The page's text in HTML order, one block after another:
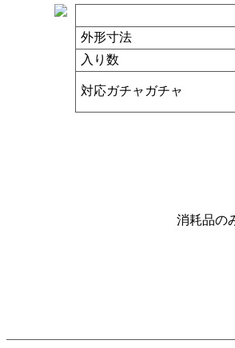
外形寸法
入り数
対応ガチャガチャ
消耗品の